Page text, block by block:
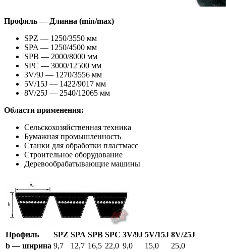
Профиль — Длинна (min/max)
SPZ — 1250/3550 мм
SPA — 1250/4500 мм
SPB — 2000/8000 мм
SPC — 3000/12500 мм
3V/9J — 1270/3556 мм
5V/15J — 1422/9017 мм
8V/25J — 2540/12065 мм
Области применения:
Сельскохозяйственная техника
Бумажная промышленность
Станки для обработки пластмасс
Строительное оборудование
Деревообрабатывающие машины
Профиль SPZ SPA SPB SPC 3V/9J 5V/15J 8V/25J
b — ширина 9,7 12,7 16,5 22,0 9,0 15,0
25,0